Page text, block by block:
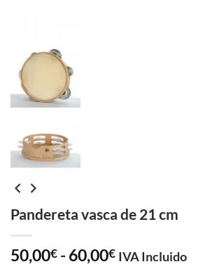
Pandereta vasca de 21 cm
50,00€ -60,00€Rango
IVA Incluido